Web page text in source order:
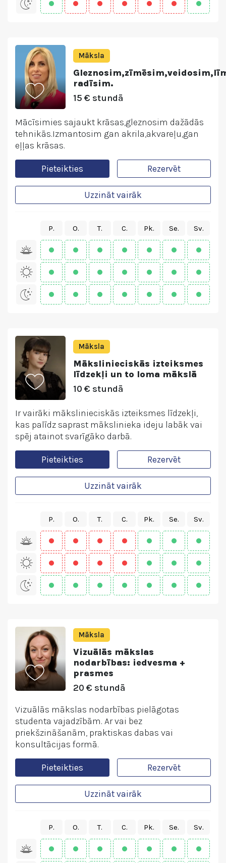
Māksla
radīsim.
15 € stundā
Mācīsimies sajaukt krāsas,gleznosim dažādās
tehnikās.Izmantosim gan akrila,akvareļu,gan
eļļas krāsas.
Pieteikties Rezervēt
Uzzināt vairāk
P. O. T. C. Pk. Se. Sv.
Māksla
Mākslinieciskās izteiksmes
līdzekļi un to loma mākslā
10 € stundā
Ir vairāki mākslinieciskās izteiksmes līdzekļi,
kas palīdz saprast mākslinieka ideju labāk vai
spēj atainot svarīgāko darbā.
Pieteikties Rezervēt
Uzzināt vairāk
P. O. T. C. Pk. Se. Sv.
Māksla
Vizuālās mākslas
nodarbības: iedvesma +
prasmes
20 € stundā
Vizuālās mākslas nodarbības pielāgotas
studenta vajadzībām. Ar vai bez
priekšzināšanām, praktiskas dabas vai
konsultācijas formā.
Pieteikties Rezervēt
Uzzināt vairāk
P. O. T. C. Pk. Se. Sv.